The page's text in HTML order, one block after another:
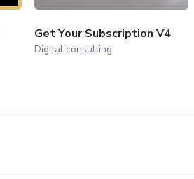
Get Your Subscription V4
Digital consulting